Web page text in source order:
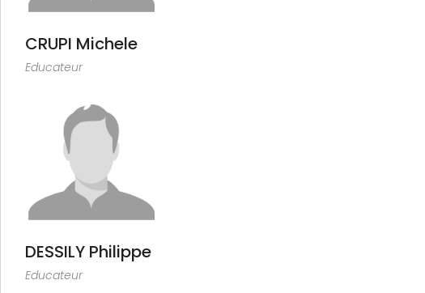
CRUPI Michele
Educateur
DESSILY Philippe
Educateur